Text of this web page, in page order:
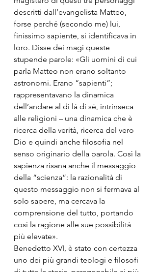
descritti dall’evangelista Matteo,
forse perché (secondo me) lui,
finissimo sapiente, si identificava in
loro. Disse dei magi queste
stupende parole: «Gli uomini di cui
parla Matteo non erano soltanto
astronomi. Erano “sapienti”;
rappresentavano la dinamica
dell’andare al di là di sé, intrinseca
alle religioni – una dinamica che è
ricerca della verità, ricerca del vero
Dio e quindi anche filosofia nel
senso originario della parola. Così la
sapienza risana anche il messaggio
della “scienza”: la razionalità di
questo messaggio non si fermava al
solo sapere, ma cercava la
comprensione del tutto, portando
così la ragione alle sue possibilità
più elevate».
Benedetto XVI, è stato con certezza
uno dei più grandi teologi e filosofi